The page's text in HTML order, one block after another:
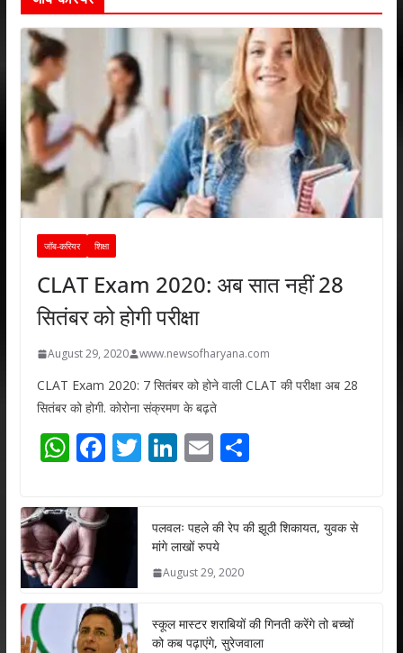
जॉब-करियर शिक्षा
CLAT Exam 2020: अब सात नहीं 28
सितंबर को होगी परीक्षा
August 29, 2020 www.newsofharyana.com
CLAT Exam 2020: 7 सितंबर को होने वाली CLAT की परीक्षा अब 28
सितंबर को होगी. कोरोना संक्रमण के बढ़ते
W
at
s
A
p
p
F
e
b
o
k
T
er
Li
e
dI
n
E
l
S
e
पलवलः पहले की रेप की झूठी शिकायत, युवक से
मांगे लाखों रुपये
August 29, 2020
स्कूल मास्टर शराबियों की गिनती करेंगे तो बच्चों
को कब पढ़ाएंगे, सुरेजवाला